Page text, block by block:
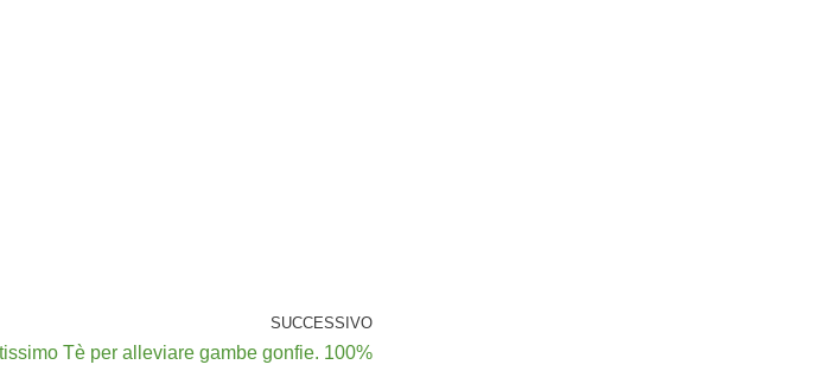
SUCCESSIVO
Tè per alleviare gambe gonfie. 100%